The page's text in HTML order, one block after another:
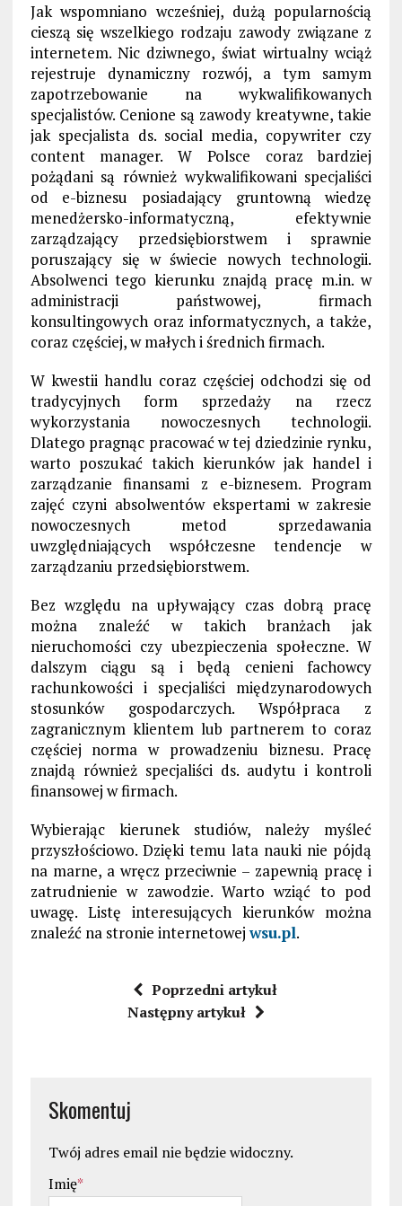
Jak wspomniano wcześniej, dużą popularnością
cieszą się wszelkiego rodzaju zawody związane z
internetem. Nic dziwnego, świat wirtualny wciąż
rejestruje dynamiczny rozwój, a tym samym
zapotrzebowanie na wykwalifikowanych
specjalistów. Cenione są zawody kreatywne, takie
jak specjalista ds. social media, copywriter czy
content manager. W Polsce coraz bardziej
pożądani są również wykwalifikowani specjaliści
od e-biznesu posiadający gruntowną wiedzę
menedżersko-informatyczną, efektywnie
zarządzający przedsiębiorstwem i sprawnie
poruszający się w świecie nowych technologii.
Absolwenci tego kierunku znajdą pracę m.in. w
administracji państwowej, firmach
konsultingowych oraz informatycznych, a także,
coraz częściej, w małych i średnich firmach.
W kwestii handlu coraz częściej odchodzi się od
tradycyjnych form sprzedaży na rzecz
wykorzystania nowoczesnych technologii.
Dlatego pragnąc pracować w tej dziedzinie rynku,
warto poszukać takich kierunków jak handel i
zarządzanie finansami z e-biznesem. Program
zajęć czyni absolwentów ekspertami w zakresie
nowoczesnych metod sprzedawania
uwzględniających współczesne tendencje w
zarządzaniu przedsiębiorstwem.
Bez względu na upływający czas dobrą pracę
można znaleźć w takich branżach jak
nieruchomości czy ubezpieczenia społeczne. W
dalszym ciągu są i będą cenieni fachowcy
rachunkowości i specjaliści międzynarodowych
stosunków gospodarczych. Współpraca z
zagranicznym klientem lub partnerem to coraz
częściej norma w prowadzeniu biznesu. Pracę
znajdą również specjaliści ds. audytu i kontroli
finansowej w firmach.
Wybierając kierunek studiów, należy myśleć
przyszłościowo. Dzięki temu lata nauki nie pójdą
na marne, a wręcz przeciwnie – zapewnią pracę i
zatrudnienie w zawodzie. Warto wziąć to pod
uwagę. Listę interesujących kierunków można
znaleźć na stronie internetowejwsu.pl.
Poprzedni artykuł
Następny artykuł
Skomentuj
Twój adres email nie będzie widoczny.
Imię*